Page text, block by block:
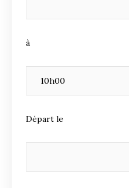
à
Départ le